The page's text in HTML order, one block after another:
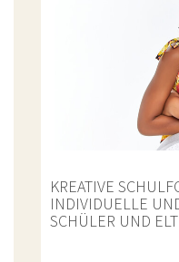
KREATIVE
INDIVIDUELLE
SCHÜLER UND